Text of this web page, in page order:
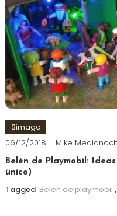
Simago
06/12/2018 Mike
Belén de Playmobil:
único)
Tagged Belen de playmobil ,